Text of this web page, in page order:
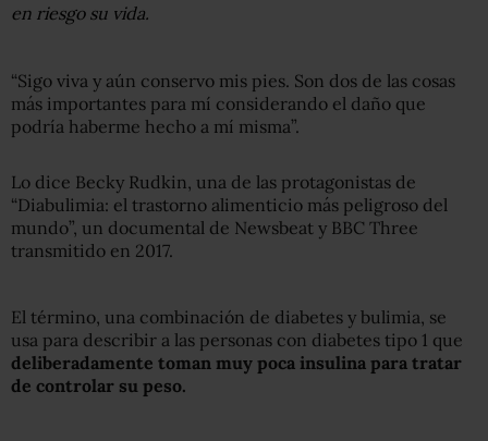
en riesgo su vida.
“Sigo viva y aún conservo mis pies. Son dos de las cosas
más importantes para mí considerando el daño que
podría haberme hecho a mí misma”.
Lo dice Becky Rudkin, una de las protagonistas de
“Diabulimia: el trastorno alimenticio más peligroso del
mundo”, un documental de Newsbeat y BBC Three
transmitido en 2017.
El término, una combinación de diabetes y bulimia, se
usa para describir a las personas con diabetes tipo 1 que
deliberadamente toman muy poca insulina para tratar
de controlar su peso.